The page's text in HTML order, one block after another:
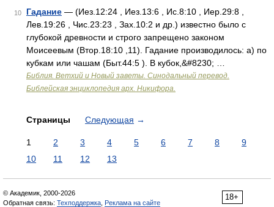
10 Гадание — (Иез.12:24 , Иез.13:6 , Ис.8:10 , Иер.29:8 ,
Лев.19:26 , Чис.23:23 , Зах.10:2 и др.) известно было с
глубокой древности и строго запрещено законом
Моисеевым (Втор.18:10 ,11). Гадание производилось: а) по
кубкам или чашам (Быт.44:5 ). В кубок,&#8230; …
Библия. Ветхий и Новый заветы. Синодальный перевод.
Библейская энциклопедия арх. Никифора.
Страницы Следующая →
1 2 3 4 5 6 7 8
9
10
11 12 13
18+
© Академик, 2000-2026
Обратная связь: Техподдержка Реклама на сайте